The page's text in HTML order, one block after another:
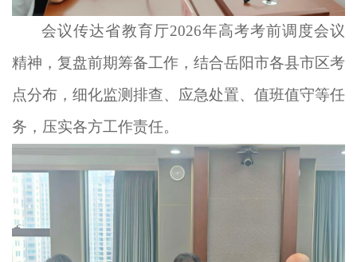
会议传达省教育厅2026年高考考前调度会议
精神，复盘前期筹备工作，结合岳阳市各县市区考
点分布，细化监测排查、应急处置、值班值守等任
务，压实各方工作责任。